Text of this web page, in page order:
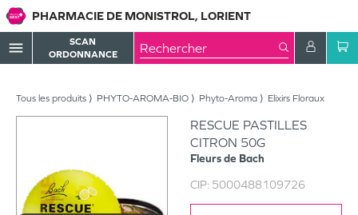
PHARMACIE DE MONISTROL, LORIENT
menu
SCAN
ORDONNANCE
Tous les produits PHYTO-AROMA-BIO Phyto-Aroma Elixirs Floraux
RESCUE PASTILLES
CITRON 50G
Fleurs de Bach
CIP: 5000488109726